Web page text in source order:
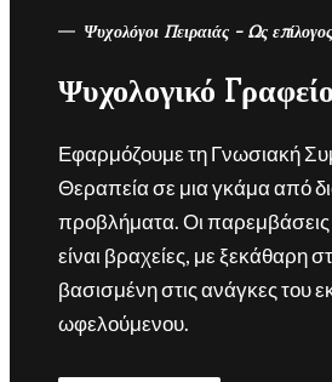
Ψυχολόγοι Πειραιάς - Ως επίλογος
Ψυχολογικό Γραφείο
Εφαρμόζουμε τη Γνωσιακή
Θεραπεία σε μια γκάμα από
προβλήματα. Οι
είναι βραχείες, με ξεκάθαρη
βασισμένη στις ανάγκες του
ωφελούμενου.